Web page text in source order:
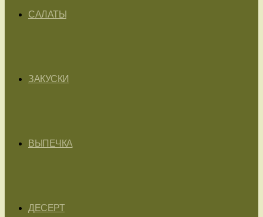
САЛАТЫ
ЗАКУСКИ
ВЫПЕЧКА
ДЕСЕРТ